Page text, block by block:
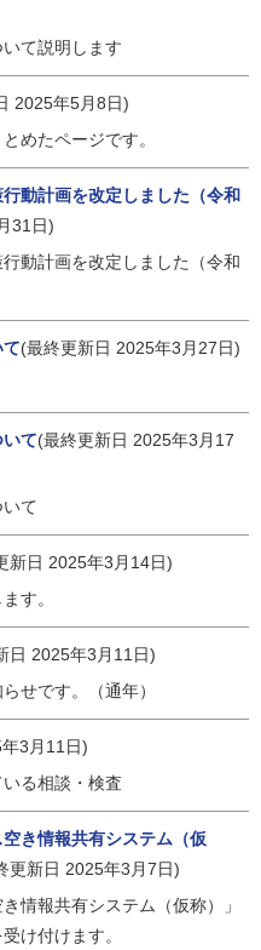
て説明します
2025年5月8日)
めたページです。
動計画を改定しました（令和
31日)
動計画を改定しました（令和
(最終更新日 2025年3月27日)
て(最終更新日 2025年3月17
て
新日 2025年3月14日)
す。
日 2025年3月11日)
せです。（通年）
3月11日)
る相談・検査
き情報共有システム（仮
更新日 2025年3月7日)
情報共有システム（仮称）」
け付けます。